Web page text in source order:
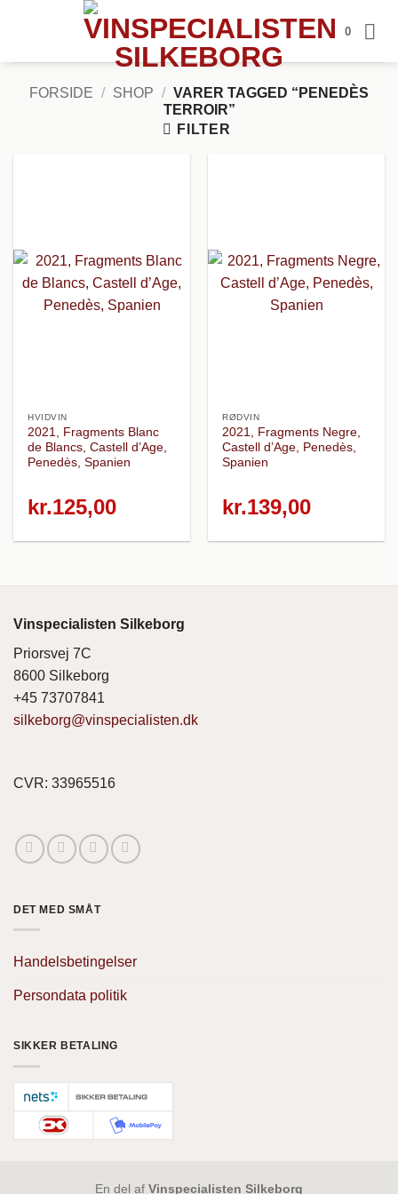
0
FORSIDE / SHOP / VARER TAGGED “PENEDÈS
TERROIR”
FILTER
HVIDVIN
2021, Fragments Blanc
de Blancs, Castell d’Age,
Penedès, Spanien
kr.125,00
RØDVIN
2021, Fragments Negre,
Castell d’Age, Penedès,
Spanien
kr.139,00
Vinspecialisten Silkeborg
Priorsvej 7C
8600 Silkeborg
+45 73707841
silkeborg@vinspecialisten.dk
CVR: 33965516
DET MED SMÅT
Handelsbetingelser
Persondata politik
SIKKER BETALING
En del af Vinspecialisten Silkeborg